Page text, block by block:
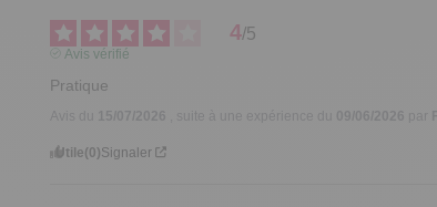
4/5
Avis vérifié
Pratique
15/07/2026 09/06/2026 par
Utile(0)Signaler